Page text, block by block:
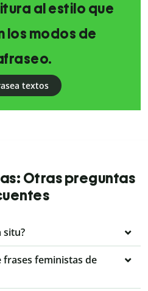
al estilo que
los modos de
textos
Otras preguntas
situ?
frases feministas de